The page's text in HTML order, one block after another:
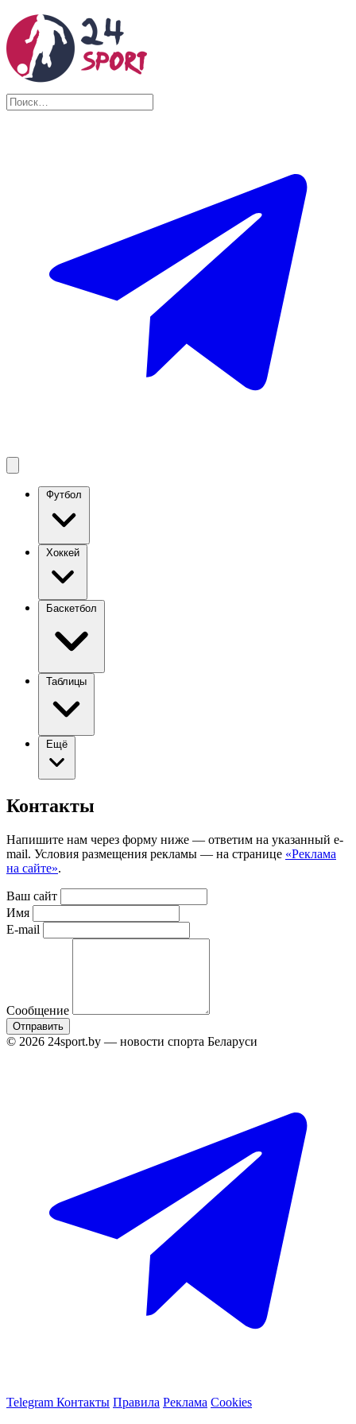
Футбол
Хоккей
Баскетбол
Таблицы
Ещё
Контакты
Напишите нам через форму ниже — ответим на указанный e-
mail. Условия размещения рекламы — на странице «Реклама
на сайте».
Ваш сайт
Имя
E-mail
Сообщение
Отправить
© 2026 24sport.by — новости спорта Беларуси
Telegram Контакты Правила Реклама Cookies